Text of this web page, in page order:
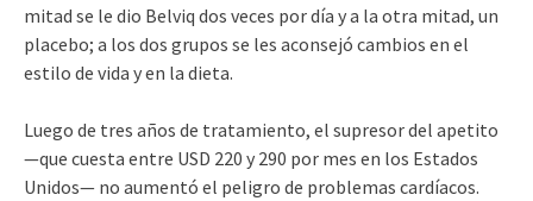
mitad se le dio Belviq dos veces por día y a la otra mitad, un
placebo; a los dos grupos se les aconsejó cambios en el
estilo de vida y en la dieta.
Luego de tres años de tratamiento, el supresor del apetito
—que cuesta entre USD 220 y 290 por mes en los Estados
Unidos— no aumentó el peligro de problemas cardíacos.